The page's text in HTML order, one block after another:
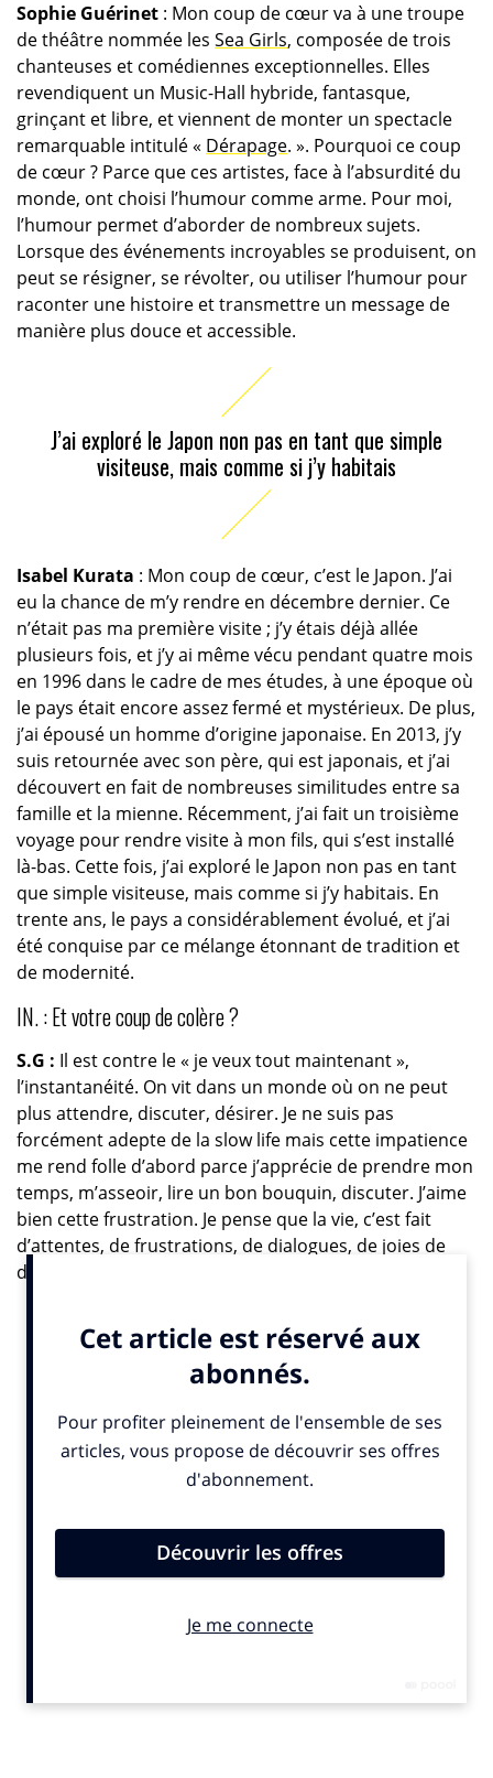
Sophie Guérinet: Mon coup de cœur va à une troupe
de théâtre nommée les Sea Girls, composée de trois
chanteuses et comédiennes exceptionnelles. Elles
revendiquent un Music-Hall hybride, fantasque,
grinçant et libre, et viennent de monter un spectacle
remarquable intitulé « Dérapage. ». Pourquoi ce coup
de cœur ? Parce que ces artistes, face à l’absurdité du
monde, ont choisi l’humour comme arme. Pour moi,
l’humour permet d’aborder de nombreux sujets.
Lorsque des événements incroyables se produisent, on
peut se résigner, se révolter, ou utiliser l’humour pour
raconter une histoire et transmettre un message de
manière plus douce et accessible.
J’ai exploré le Japon non pas en tant que simple
visiteuse, mais comme si j’y habitais
Isabel Kurata : Mon coup de cœur, c’est le Japon. J’ai
eu la chance de m’y rendre en décembre dernier. Ce
n’était pas ma première visite ; j’y étais déjà allée
plusieurs fois, et j’y ai même vécu pendant quatre mois
en 1996 dans le cadre de mes études, à une époque où
le pays était encore assez fermé et mystérieux. De plus,
j’ai épousé un homme d’origine japonaise. En 2013, j’y
suis retournée avec son père, qui est japonais, et j’ai
découvert en fait de nombreuses similitudes entre sa
famille et la mienne. Récemment, j’ai fait un troisième
voyage pour rendre visite à mon fils, qui s’est installé
là-bas. Cette fois, j’ai exploré le Japon non pas en tant
que simple visiteuse, mais comme si j’y habitais. En
trente ans, le pays a considérablement évolué, et j’ai
été conquise par ce mélange étonnant de tradition et
de modernité.
IN. : Et votre coup de colère ?
S.G : Il est contre le « je veux tout maintenant »,
l’instantanéité. On vit dans un monde où on ne peut
plus attendre, discuter, désirer. Je ne suis pas
forcément adepte de la slow life mais cette impatience
me rend folle d’abord parce j’apprécie de prendre mon
temps, m’asseoir, lire un bon bouquin, discuter. J’aime
bien cette frustration. Je pense que la vie, c’est fait
d’attentes, de frustrations, de dialogues, de joies de
découvrir quelque chose de nouveau, de rencontres…
Pour une idéaliste comme moi, le mensonge dans
notre société est insupportable
. : Mon coup de colère, c’est le mensonge qui devient
OK dans notre société, voire considéré comme une
« Le Monde d’hier » de Stefan Zweig**, décrit
parfaitement notre époque : la folie et l’instantanéité